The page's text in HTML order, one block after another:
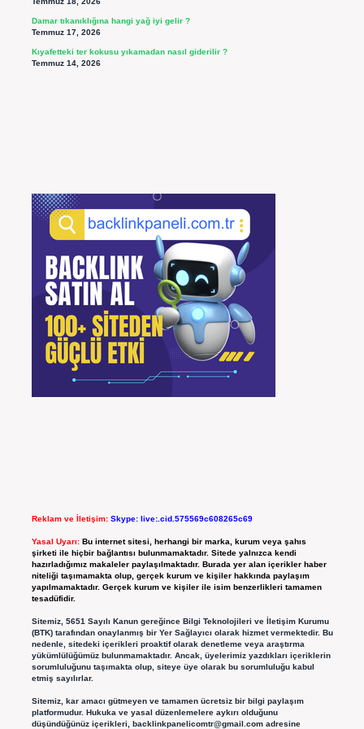
Damar tıkanıklığına hangi yağ iyi gelir ?
Temmuz 17, 2026
Kıyafetteki ter kokusu yıkamadan nasıl giderilir ?
Temmuz 14, 2026
Reklam ve İletişim: Skype: live:.cid.575569c608265c69
Yasal Uyarı: Bu internet sitesi, herhangi bir marka, kurum veya şahıs
şirketi ile hiçbir bağlantısı bulunmamaktadır. Sitede yalnızca kendi
hazırladığımız makaleler paylaşılmaktadır. Burada yer alan içerikler haber
niteliği taşımamakta olup, gerçek kurum ve kişiler hakkında paylaşım
yapılmamaktadır. Gerçek kurum ve kişiler ile isim benzerlikleri tamamen
tesadüfidir.
Sitemiz, 5651 Sayılı Kanun gereğince Bilgi Teknolojileri ve İletişim Kurumu
(BTK) tarafından onaylanmış bir Yer Sağlayıcı olarak hizmet vermektedir. Bu
nedenle, sitedeki içerikleri proaktif olarak denetleme veya araştırma
yükümlülüğümüz bulunmamaktadır. Ancak, üyelerimiz yazdıkları içeriklerin
sorumluluğunu taşımakta olup, siteye üye olarak bu sorumluluğu kabul
etmiş sayılırlar.
Sitemiz, kar amacı gütmeyen ve tamamen ücretsiz bir bilgi paylaşım
platformudur. Hukuka ve yasal düzenlemelere aykırı olduğunu
düşündüğünüz içerikleri, backlinkpanelicomtr@gmail.comadresine